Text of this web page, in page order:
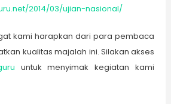
2014/03/ujian-nasional/
kami harapkan dari para pembaca
kualitas majalah ini. Silakan akses
untuk menyimak kegiatan kami